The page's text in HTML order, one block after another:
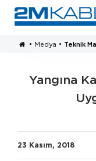
• Medya • Teknik
Yangına
23 Kasım, 2018